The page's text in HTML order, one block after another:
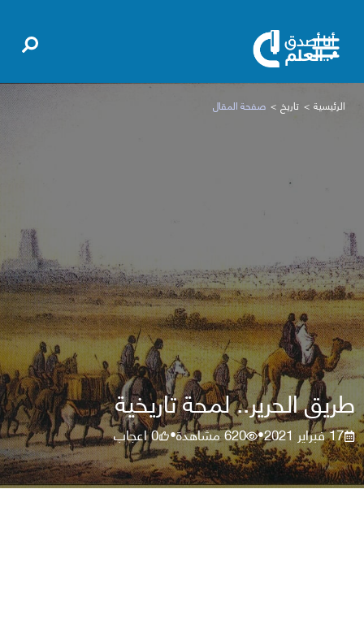
الرئيسية تاريخ صفحة المقال
طريق الحرير.. لمحة تاريخية
17 فبراير 2021 •
620مشاهدة•
0اعجاب